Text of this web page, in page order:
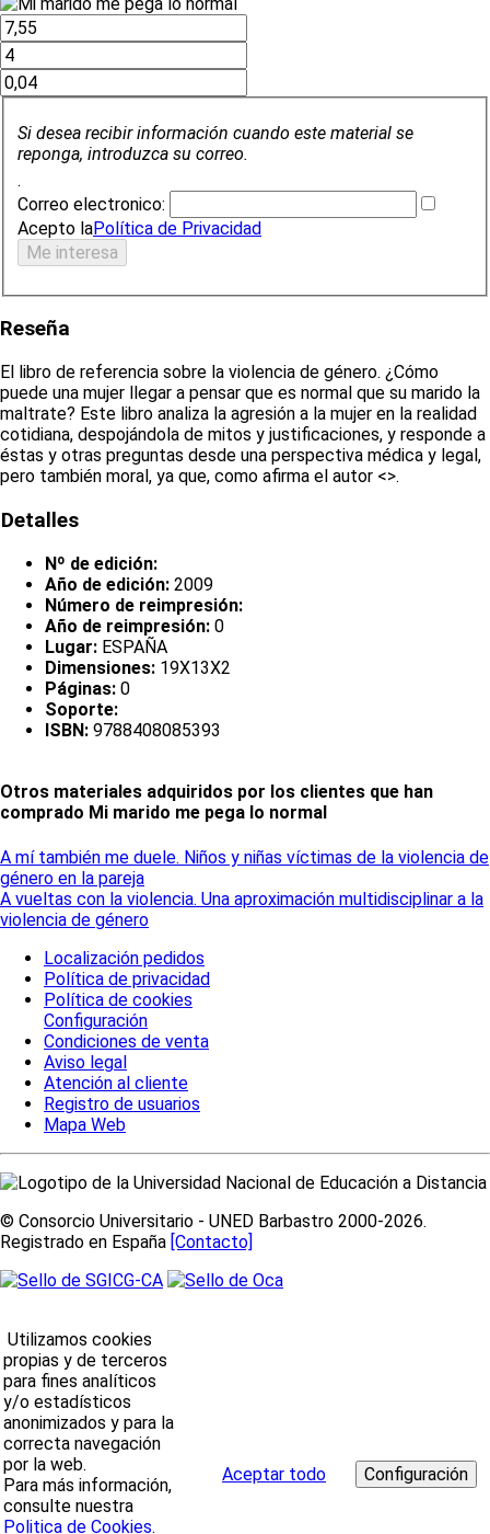
Si desea recibir información cuando este material se
reponga, introduzca su correo.
.
Correo electronico:
Acepto laPolítica de Privacidad
Reseña
El libro de referencia sobre la violencia de género. ¿Cómo
puede una mujer llegar a pensar que es normal que su marido la
maltrate? Este libro analiza la agresión a la mujer en la realidad
cotidiana, despojándola de mitos y justificaciones, y responde a
éstas y otras preguntas desde una perspectiva médica y legal,
pero también moral, ya que, como afirma el autor <>.
Detalles
Nº de edición:
Año de edición: 2009
Número de reimpresión:
Año de reimpresión: 0
Lugar: ESPAÑA
Dimensiones: 19X13X2
Páginas: 0
Soporte:
ISBN: 9788408085393
Otros materiales adquiridos por los clientes que han
comprado Mi marido me pega lo normal
A mí también me duele. Niños y niñas víctimas de la violencia de
género en la pareja
A vueltas con la violencia. Una aproximación multidisciplinar a la
violencia de género
Localización pedidos
Política de privacidad
Política de cookies
Configuración
Condiciones de venta
Aviso legal
Atención al cliente
Registro de usuarios
Mapa Web
© Consorcio Universitario - UNED Barbastro 2000-2026.
Registrado en España [Contacto]
Utilizamos cookies
propias y de terceros
para fines analíticos
y/o estadísticos
anonimizados y para la
correcta navegación
por la web.
Para más información,
consulte nuestra
Politica de Cookies.
Aceptar todo